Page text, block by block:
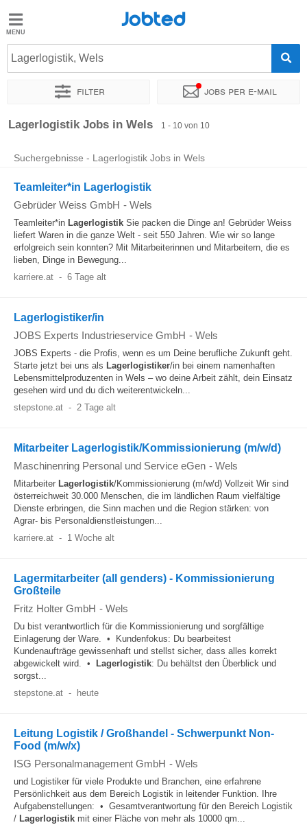
Jobted
Jobs
Jobted
Lagerlogistik, Wels
Filter Jobs per e-mail
Sortieren nach Genauer Standort Unternehmen
Lagerlogistik Jobs in Wels 1 - 10 von 10
Suchergebnisse - Lagerlogistik Jobs in Wels
Teamleiter*in Lagerlogistik
Gebrüder Weiss GmbH - Wels
Teamleiter*in Lagerlogistik Sie packen die Dinge an! Gebrüder Weiss
liefert Waren in die ganze Welt - seit 550 Jahren. Wie wir so lange
erfolgreich sein konnten? Mit Mitarbeiterinnen und Mitarbeitern, die es
lieben, Dinge in Bewegung...
karriere.at - 6 Tage alt
Lagerlogistiker/in
JOBS Experts Industrieservice GmbH - Wels
JOBS Experts - die Profis, wenn es um Deine berufliche Zukunft geht.
Starte jetzt bei uns als Lagerlogistiker/in bei einem namenhaften
Lebensmittelproduzenten in Wels – wo deine Arbeit zählt, dein Einsatz
gesehen wird und du dich weiterentwickeln...
stepstone.at - 2 Tage alt
Mitarbeiter Lagerlogistik/Kommissionierung (m/w/d)
Maschinenring Personal und Service eGen - Wels
Mitarbeiter Lagerlogistik/Kommissionierung (m/w/d) Vollzeit Wir sind
österreichweit 30.000 Menschen, die im ländlichen Raum vielfältige
Dienste erbringen, die Sinn machen und die Region stärken: von
Agrar- bis Personaldienstleistungen...
karriere.at - 1 Woche alt
Lagermitarbeiter (all genders) - Kommissionierung
Großteile
Fritz Holter GmbH - Wels
Du bist verantwortlich für die Kommissionierung und sorgfältige
Einlagerung der Ware. • Kundenfokus: Du bearbeitest
Kundenaufträge gewissenhaft und stellst sicher, dass alles korrekt
abgewickelt wird. •
Lagerlogistik: Du behältst den Überblick und
sorgst...
stepstone.at - heute
Leitung Logistik / Großhandel - Schwerpunkt Non-
Food (m/w/x)
ISG Personalmanagement GmbH - Wels
und Logistiker für viele Produkte und Branchen, eine erfahrene
Persönlichkeit aus dem Bereich Logistik in leitender Funktion. Ihre
Aufgabenstellungen: • Gesamtverantwortung für den Bereich Logistik
/ Lagerlogistik mit einer Fläche von mehr als 10000 qm...